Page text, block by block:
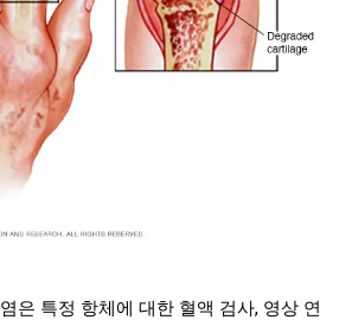
은 특정 항체에 대한 혈액 검사, 영상 연